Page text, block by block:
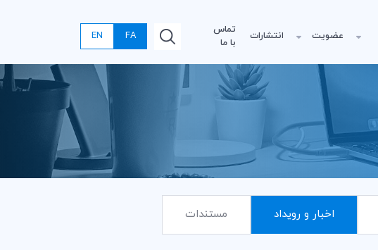
عضویت انتشارات
تماس
با ما
FA
EN
اخبار و رویداد مستندات